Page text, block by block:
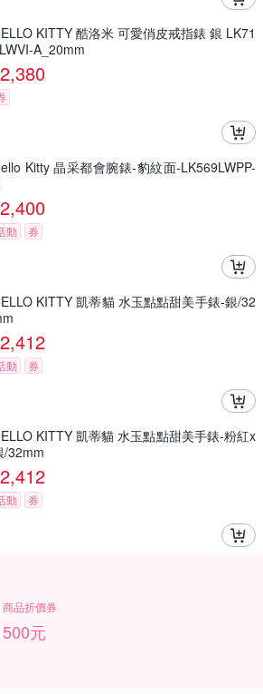
KITTY 酷洛米 可愛俏皮戒指錶 銀 LK71
A_20mm
2,380
Kitty 晶采都會腕錶-豹紋面-LK569LWPP-
2,400
動 券
KITTY 凱蒂貓 水玉點點甜美手錶-銀/32
2,412
動 券
KITTY 凱蒂貓 水玉點點甜美手錶-粉紅x
/32mm
2,412
動 券
商品折價券
500元